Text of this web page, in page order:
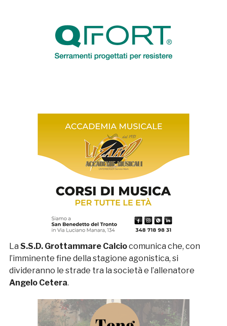
La S.S.D. Grottammare Calciocomunica che, con
l’imminente fine della stagione agonistica, si
divideranno le strade tra la società e l’allenatore
Angelo Cetera.